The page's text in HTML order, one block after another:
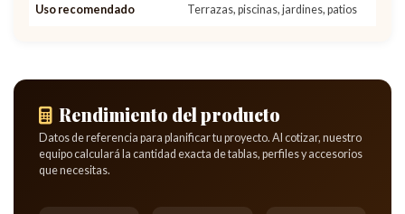
Uso recomendado Terrazas, piscinas, jardines, patios
Rendimiento del producto
Datos de referencia para planificar tu proyecto. Al cotizar, nuestro
equipo calculará la cantidad exacta de tablas, perfiles y accesorios
que necesitas.